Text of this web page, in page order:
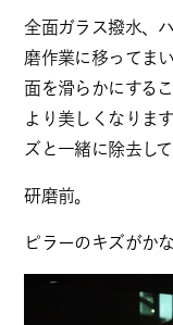
全面ガラス撥水、
磨作業に移ってま
面を滑らかにする
より美しくなりま
ズと一緒に除去して
研磨前。
ピラーのキズがか